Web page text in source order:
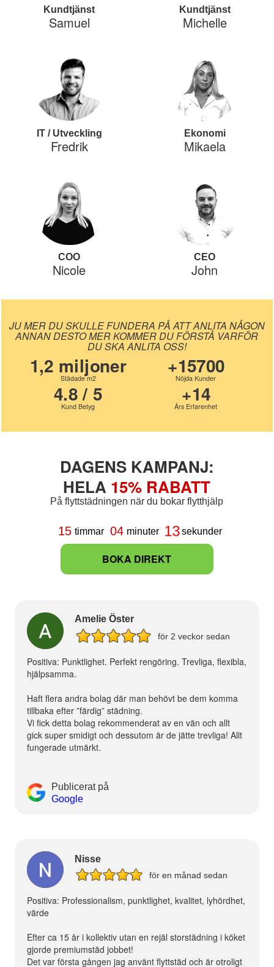
Kundtjänst
Samuel
Kundtjänst
Michelle
IT / Utveckling
Fredrik
Ekonomi
Mikaela
COO
Nicole
CEO
John
JU MER DU SKULLE FUNDERA PÅ ATT ANLITA NÅGON
ANNAN DESTO MER KOMMER DU FÖRSTÅ VARFÖR
DU SKA ANLITA OSS!
1,2 miljoner
Städade m2
+15700
Nöjda Kunder
4.8 / 5
Kund Betyg
+14
Års Erfarenhet
DAGENS KAMPANJ:
HELA 15% RABATT
På flyttstädningen när du bokar flytthjälp
15 timmar 04 minuter 13 sekunder
BOKA DIREKT
Amelie Öster
för 2 veckor sedan
Positiva: Punktlighet. Perfekt rengöring. Trevliga, flexibla,
hjälpsamma.
Haft flera andra bolag där man behövt be dem komma
tillbaka efter ”färdig” städning.
Vi fick detta bolag rekommenderat av en vän och allt
gick super smidigt och dessutom är de jätte trevliga! Allt
fungerade utmärkt.
Publicerat på
Google
Nisse
för en månad sedan
Positiva: Professionalism, punktlighet, kvalitet, lyhördhet,
värde
Efter ca 15 år i kollektiv utan en rejäl storstädning i köket
gjorde premiumstäd jobbet!
Det var första gången jag använt flyttstäd och är otroligt